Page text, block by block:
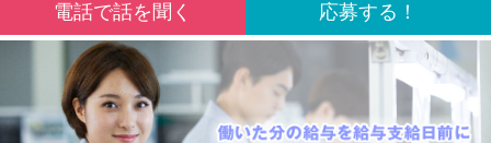
電話で話を聞く 応募する！